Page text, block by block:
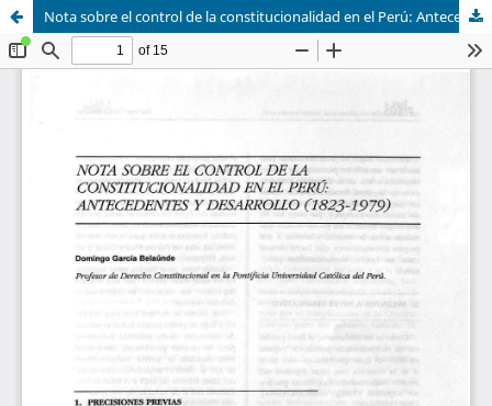
Nota sobre el control de la constitucionalidad en el Perú: Antecedentes y desarrollo (1823-1979)